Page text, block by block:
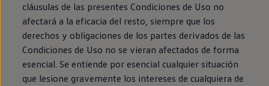
cláusulas de las presentes Condiciones de Uso no
afectará a la eficacia del resto, siempre que los
derechos y obligaciones de los partes derivados de las
Condiciones de Uso no se vieran afectados de forma
esencial. Se entiende por esencial cualquier situación
que lesione gravemente los intereses de cualquiera de